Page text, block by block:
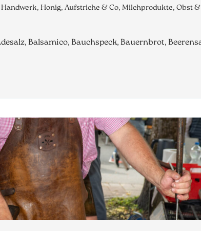
Honig, Aufstriche & Co, Milchprodukte, Obst &
Balsamico, Bauchspeck, Bauernbrot,